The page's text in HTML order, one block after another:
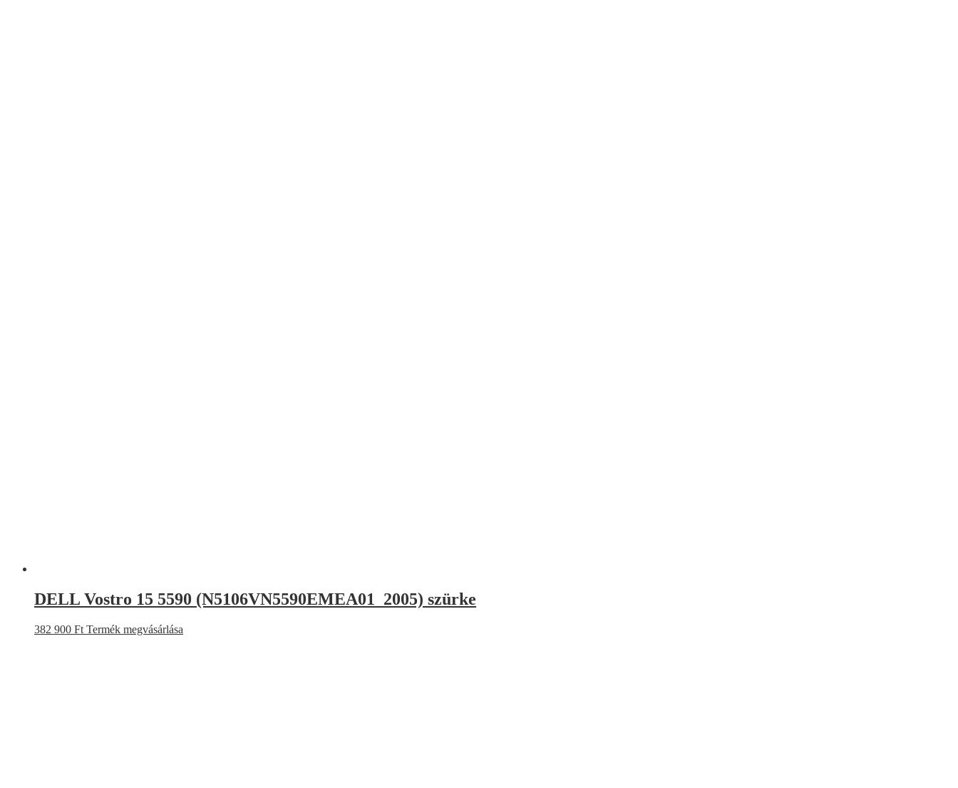
DELL Vostro 15 5590 (N5106VN5590EMEA01_2005) szürke
382 900 Ft Termék megvásárlása